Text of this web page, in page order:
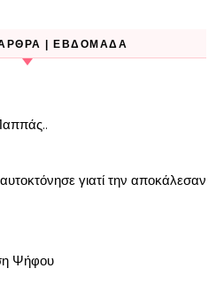
| ΕΒΔΟΜΆΔΑ
γιατί την αποκάλεσαν
Ψήφου